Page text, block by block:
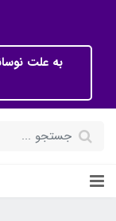
به علت